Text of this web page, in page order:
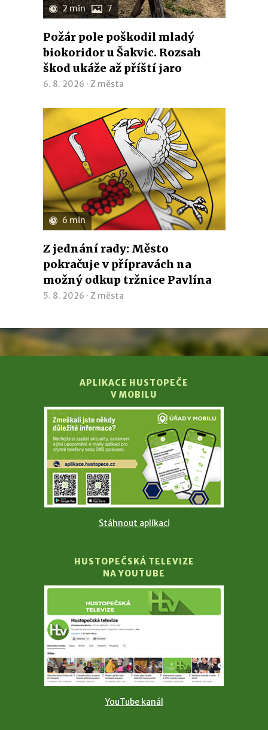
2 min 7
Požár pole poškodil mladý
biokoridor u Šakvic. Rozsah
škod ukáže až příští jaro
6. 8. 2026 · Z města
6 min
Z jednání rady: Město
pokračuje v přípravách na
možný odkup tržnice Pavlína
5. 8. 2026 · Z města
APLIKACE HUSTOPEČE
V MOBILU
Stáhnout aplikaci
HUSTOPEČSKÁ TELEVIZE
NA YOUTUBE
YouTube kanál